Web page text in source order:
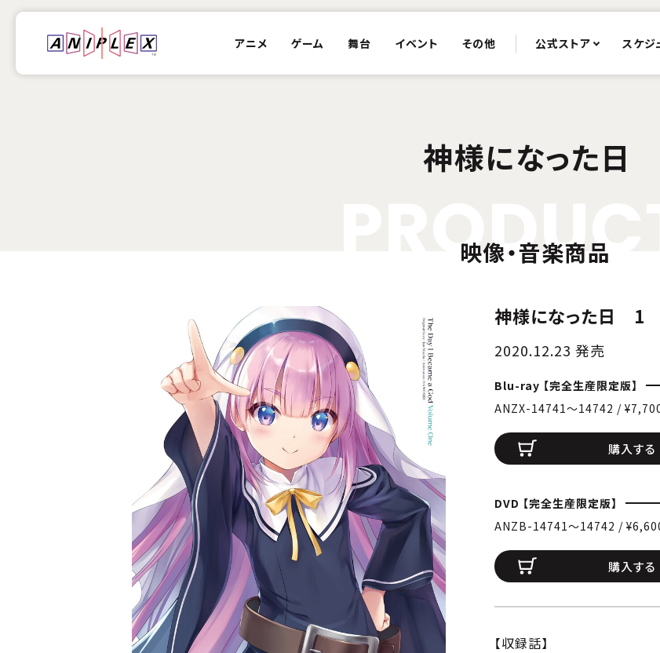
アニメ ゲーム 舞台 イベント その他 公式ストア スケジ
神様になった日
ODUC
映像・音楽商品
神様になった日 1
2020.12.23 発売
Blu-ray 【完全生産限定版】
ANZX-14741〜14742 /
購入する
DVD 【完全生産限定版】
ANZB-14741〜14742 /
購入する
【収録話】